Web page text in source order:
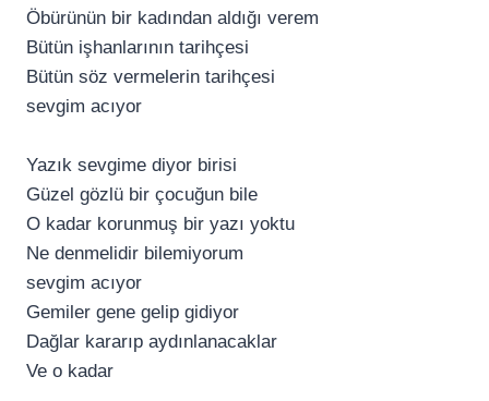
Öbürünün bir kadından aldığı verem
Bütün işhanlarının tarihçesi
Bütün söz vermelerin tarihçesi
sevgim acıyor
Yazık sevgime diyor birisi
Güzel gözlü bir çocuğun bile
O kadar korunmuş bir yazı yoktu
Ne denmelidir bilemiyorum
sevgim acıyor
Gemiler gene gelip gidiyor
Dağlar kararıp aydınlanacaklar
Ve o kadar